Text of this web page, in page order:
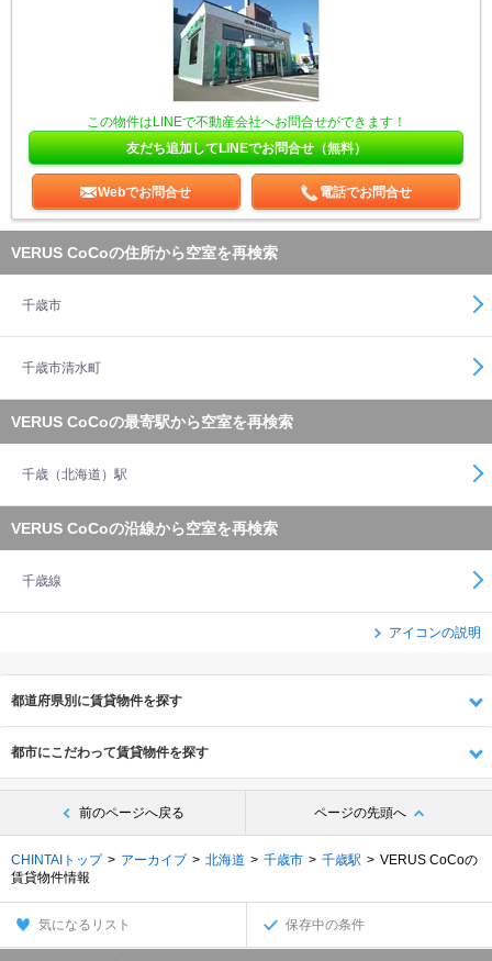
この物件はLINEで不動産会社へお問合せができます！
友だち追加してLINEでお問合せ（無料）
Webでお問合せ 電話でお問合せ
VERUS CoCoの住所から空室を再検索
千歳市
千歳市清水町
VERUS CoCoの最寄駅から空室を再検索
千歳（北海道）駅
VERUS CoCoの沿線から空室を再検索
千歳線
アイコンの説明
都道府県別に賃貸物件を探す
都市にこだわって賃貸物件を探す
前のページへ戻る ページの先頭へ
CHINTAIトップ アーカイブ 北海道 千歳市 千歳駅
VERUS CoCoの
賃貸物件情報
気になるリスト 保存中の条件